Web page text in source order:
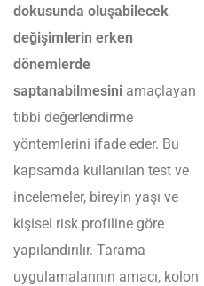
dokusunda oluşabilecek
değişimlerin erken
dönemlerde
saptanabilmesini amaçlayan
tıbbi değerlendirme
yöntemlerini ifade eder. Bu
kapsamda kullanılan test ve
incelemeler, bireyin yaşı ve
kişisel risk profiline göre
yapılandırılır. Tarama
uygulamalarının amacı, kolon